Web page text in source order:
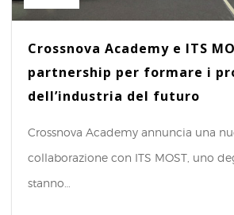
Crossnova Academy e ITS
partnership per formare i
dell’industria del futuro
Crossnova Academy annuncia una
collaborazione con ITS MOST, uno
stanno…